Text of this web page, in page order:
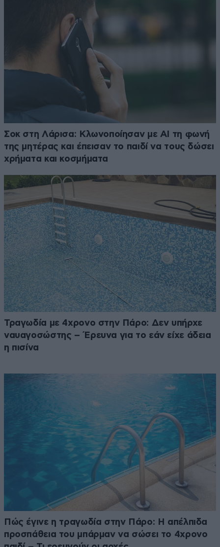
Σοκ στη Λάρισα: Κλωνοποίησαν με AI τη φωνή
της μητέρας και έπεισαν το παιδί να τους δώσει
χρήματα και κοσμήματα
Τραγωδία με 4χρονο στην Πάρο: Δεν υπήρχε
ναυαγοσώστης – Έρευνα για το εάν είχε άδεια
η πισίνα
Πώς έγινε η τραγωδία στην Πάρο: Η απέλπιδα
προσπάθεια του μπάρμαν να σώσει το 4χρονο